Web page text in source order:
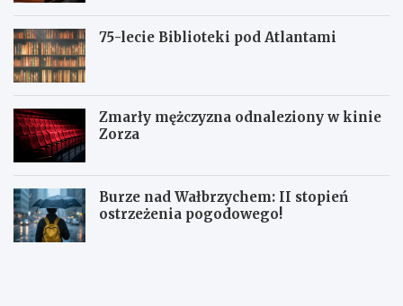
75-lecie Biblioteki pod Atlantami
Zmarły mężczyzna odnaleziony w kinie
Zorza
Burze nad Wałbrzychem: II stopień
ostrzeżenia pogodowego!
Z
W
W